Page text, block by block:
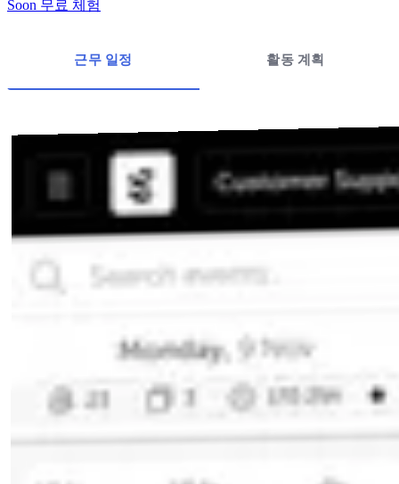
Soon 무료 체험
근무 일정 활동 계획